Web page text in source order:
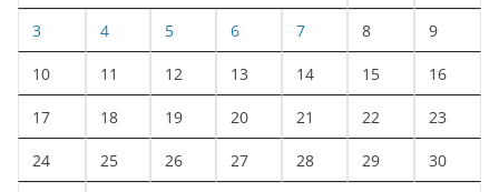
3 4 5 6 7 8 9
10 11 12 13 14 15 16
17 18 19 20 21 22 23
24 25 26 27 28 29 30